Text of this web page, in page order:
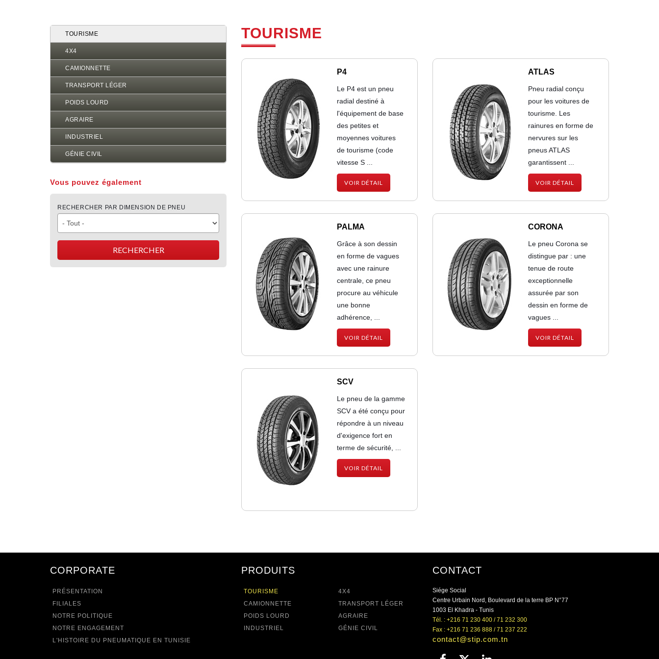
TOURISME
4X4
CAMIONNETTE
TRANSPORT LÉGER
POIDS LOURD
AGRAIRE
INDUSTRIEL
GÉNIE CIVIL
Vous pouvez également
RECHERCHER PAR DIMENSION DE PNEU
TOURISME
P4
Le P4 est un pneu
radial destiné à
l'équipement de base
des petites et
moyennes voitures
de tourisme (code
vitesse S ...
VOIR DÉTAIL
ATLAS
Pneu radial conçu
pour les voitures de
tourisme. Les
rainures en forme de
nervures sur les
pneus ATLAS
garantissent ...
VOIR DÉTAIL
PALMA
Grâce à son dessin
en forme de vagues
avec une rainure
centrale, ce pneu
procure au véhicule
une bonne
adhérence, ...
VOIR DÉTAIL
CORONA
Le pneu Corona se
distingue par : une
tenue de route
exceptionnelle
assurée par son
dessin en forme de
vagues ...
VOIR DÉTAIL
SCV
Le pneu de la gamme
SCV a été conçu pour
répondre à un niveau
d'exigence fort en
terme de sécurité, ...
VOIR DÉTAIL
CORPORATE
PRÉSENTATION
FILIALES
NOTRE POLITIQUE
NOTRE ENGAGEMENT
L'HISTOIRE DU PNEUMATIQUE EN TUNISIE
PRODUITS
TOURISME
4X4
CAMIONNETTE
TRANSPORT LÉGER
POIDS LOURD
AGRAIRE
INDUSTRIEL
GÉNIE CIVIL
CONTACT
Siége Social
Centre Urbain Nord, Boulevard de la terre BP N°77
1003 El Khadra - Tunis
Tél. : +216 71 230 400 / 71 232 300
Fax : +216 71 236 888 / 71 237 222
contact@stip.com.tn